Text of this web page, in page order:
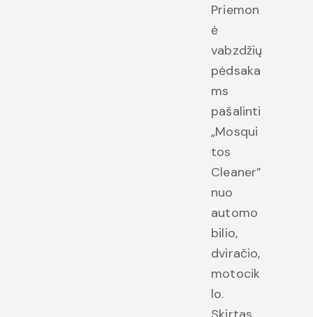
Priemon
ė
vabzdžių
pėdsaka
ms
pašalinti
„Mosqui
tos
Cleaner”
nuo
automo
bilio,
dviračio,
motocik
lo.